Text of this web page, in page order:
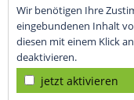
Wir benötigen Ihre
eingebundenen Inhalt
diesen mit einem Klick
deaktivieren.
jetzt aktivieren